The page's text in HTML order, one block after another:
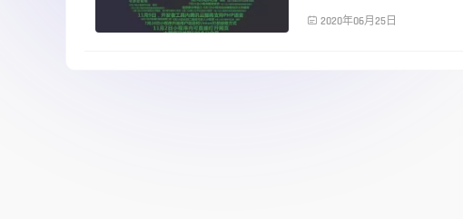
前端技术
 2020年06月25日